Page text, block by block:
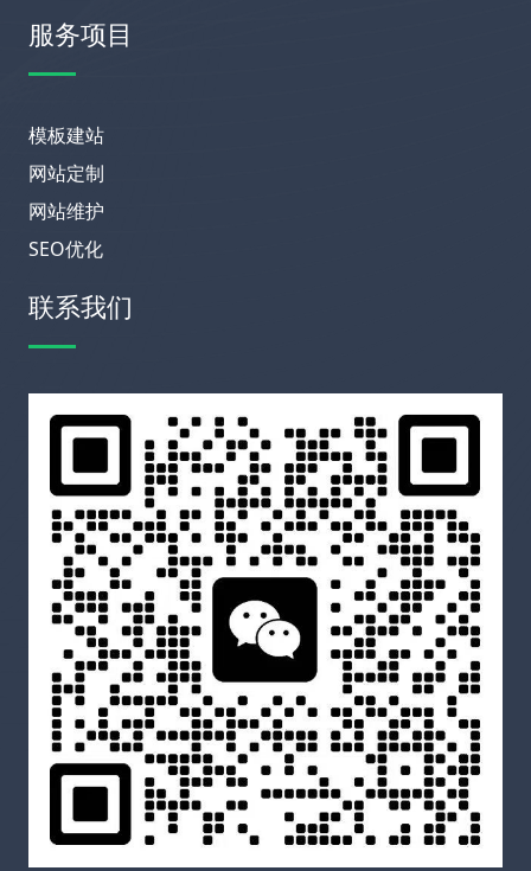
服务项目
模板建站
网站定制
网站维护
SEO优化
联系我们